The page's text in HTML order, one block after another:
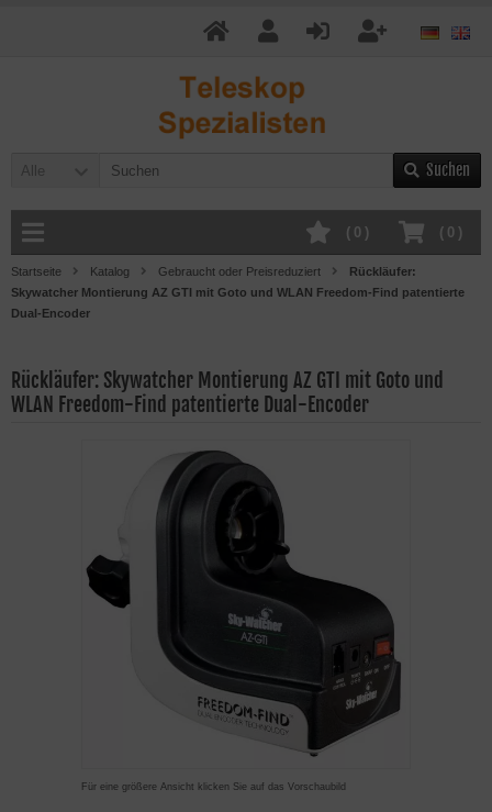
Alle Suchen
( 0 )
( 0 )
Startseite Katalog Gebraucht oder Preisreduziert
Rückläufer:
Skywatcher Montierung AZ GTI mit Goto und WLAN Freedom-Find patentierte
Dual-Encoder
Rückläufer: Skywatcher Montierung AZ GTI mit Goto und
WLAN Freedom-Find patentierte Dual-Encoder
Für eine größere Ansicht klicken Sie auf das Vorschaubild